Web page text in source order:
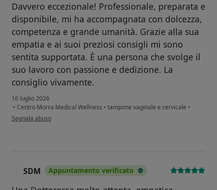
Davvero eccezionale! Professionale, preparata e
disponibile, mi ha accompagnata con dolcezza,
competenza e grande umanità. Grazie alla sua
empatia e ai suoi preziosi consigli mi sono
sentita supportata. È una persona che svolge il
suo lavoro con passione e dedizione. La
consiglio vivamente.
16 luglio 2026
• Centro Morra Medical Wellness • tampone vaginale e cervicale •
secondo l'opinione dell'utente A.Iodice
Segnala abuso
SDM Appuntamento verificato